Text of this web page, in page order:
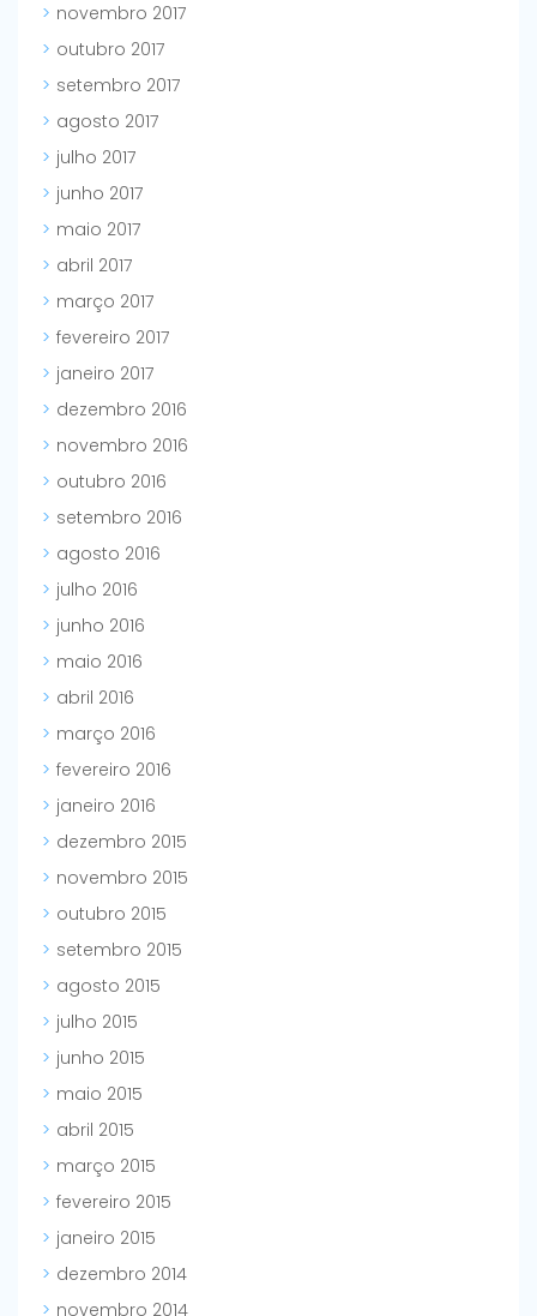
novembro 2017
outubro 2017
setembro 2017
agosto 2017
julho 2017
junho 2017
maio 2017
abril 2017
março 2017
fevereiro 2017
janeiro 2017
dezembro 2016
novembro 2016
outubro 2016
setembro 2016
agosto 2016
julho 2016
junho 2016
maio 2016
abril 2016
março 2016
fevereiro 2016
janeiro 2016
dezembro 2015
novembro 2015
outubro 2015
setembro 2015
agosto 2015
julho 2015
junho 2015
maio 2015
abril 2015
março 2015
fevereiro 2015
janeiro 2015
dezembro 2014
novembro 2014